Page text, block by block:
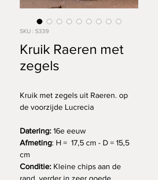
SKU : S339
Kruik Raeren met
zegels
Kruik met zegels uit Raeren. op
de voorzijde Lucrecia
Datering: 16e eeuw
Afmeting: H = 17,5 cm - D = 15,5
cm
Conditie: Kleine chips aan de
rand, verder in zeer goede